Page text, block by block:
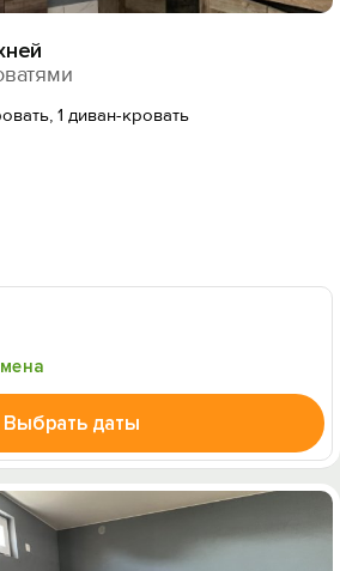
1 диван-кровать
Выбрать даты